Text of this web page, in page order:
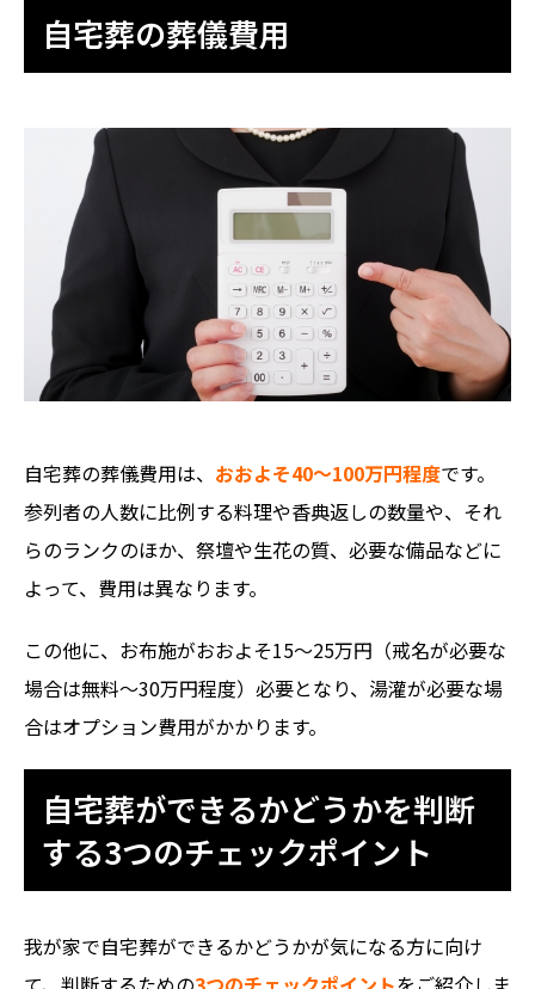
自宅葬の葬儀費用
自宅葬の葬儀費用は、 おおよそ40〜100万円程度です。
参列者の人数に比例する料理や香典返しの数量や、それ
らのランクのほか、祭壇や生花の質、必要な備品などに
よって、費用は異なります。
この他に、お布施がおおよそ15〜25万円（戒名が必要な
場合は無料〜30万円程度）必要となり、湯灌が必要な場
合はオプション費用がかかります。
自宅葬ができるかどうかを判断
する3つのチェックポイント
我が家で自宅葬ができるかどうかが気になる方に向け